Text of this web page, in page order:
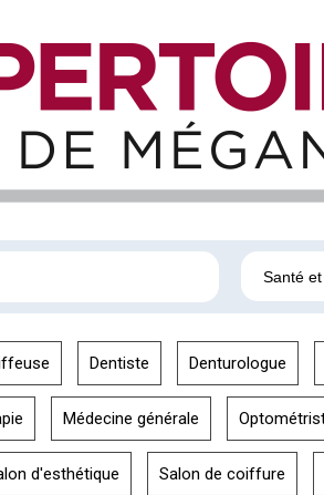
Santé
Dentiste Denturologue
Médecine générale
d'esthétique Salon de coiffure